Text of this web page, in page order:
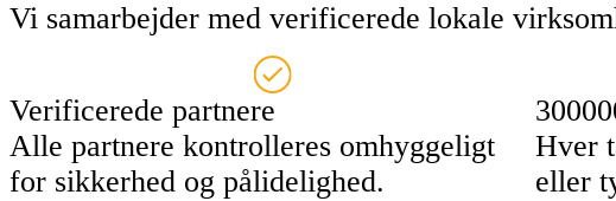
Vi samarbejder med verificerede lokale
Verificerede partnere
Alle partnere kontrolleres omhyggeligt
for sikkerhed og pålidelighed.
Hver
eller